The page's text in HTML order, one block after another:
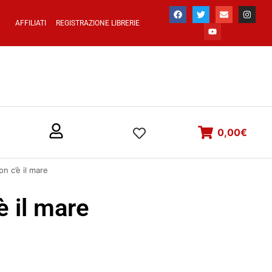
AFFILIATI REGISTRAZIONE LIBRERIE
0,00€
c’è il mare
il mare